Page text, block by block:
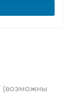
(возможны